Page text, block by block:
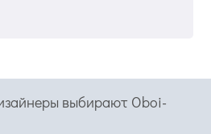
выбирают Oboi-